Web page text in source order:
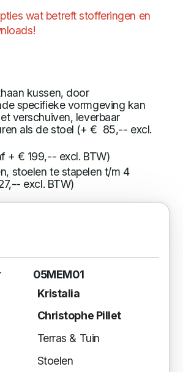
wat betreft stofferingen en
kussen, door
specifieke vormgeving kan
verschuiven, leverbaar
als de stoel (+ € 85,-- excl.
+ € 199,-- excl. BTW)
stoelen te stapelen t/m 4
excl. BTW)
05MEM01
Kristalia
Christophe Pillet
Terras & Tuin
Stoelen